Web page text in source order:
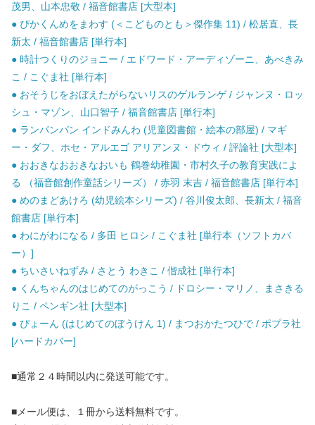
茂男、山本忠敬 / 福音館書店 [大型本]
● ぴかくんめをまわす (＜こどものとも＞傑作集 11) / 松居直、長
新太 / 福音館書店 [単行本]
● 時計つくりのジョニー / エドワード・アーディゾーニ、あべきみ
こ / こぐま社 [単行本]
● おそうじをおぼえたがらないリスのゲルランゲ / ジャンヌ・ロッ
シュ・マゾン、山口智子 / 福音館書店 [単行本]
● ランパンパン インドみんわ (児童図書館・絵本の部屋) / マギ
ー・ダフ、ホセ・アルエゴ アリアンヌ・ドウィ / 評論社 [大型本]
● おおきなおおきなおいも 鶴巻幼稚園・市村久子の教育実践によ
る （福音館創作童話シリーズ） / 赤羽 末吉 / 福音館書店 [単行本]
● めのまどあけろ (幼児絵本シリーズ) / 谷川俊太郎、長新太 / 福音
館書店 [単行本]
● わにがわになる / 多田 ヒロシ / こぐま社 [単行本（ソフトカバ
ー）]
● ちいさいねずみ / さとう わきこ / 偕成社 [単行本]
● くんちゃんのはじめてのがっこう / ドロシー・マリノ、まさきる
りこ / ペンギン社 [大型本]
● ぴょーん (はじめてのぼうけん 1) / まつおかたつひで / ポプラ社
[ハードカバー]
■通常２４時間以内に発送可能です。
■メール便は、１冊から送料無料です。